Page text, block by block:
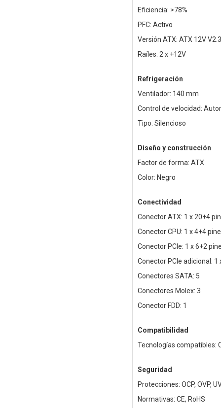
Eficiencia: >78%
PFC: Activo
Versión ATX: ATX 12V V2.3
Raíles: 2 x +12V
Refrigeración
Ventilador: 140 mm
Control de velocidad:
Tipo: Silencioso
Diseño y construcción
Factor de forma: ATX
Color: Negro
Conectividad
Conector ATX: 1 x 20+4
Conector CPU: 1 x 4+4
Conector PCIe: 1 x 6+2
Conector PCIe adicional: 1
Conectores SATA: 5
Conectores Molex: 3
Conector FDD: 1
Compatibilidad
Tecnologías compatibles:
Seguridad
Protecciones: OCP, OVP,
Normativas: CE, RoHS